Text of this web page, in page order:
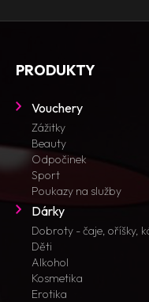
PRODUKTY
Vouchery
Zážitky
Beauty
Odpočinek
Sport
Poukazy na služby
Dárky
Dobroty - čaje, oříšky,
Děti
Alkohol
Kosmetika
Erotika